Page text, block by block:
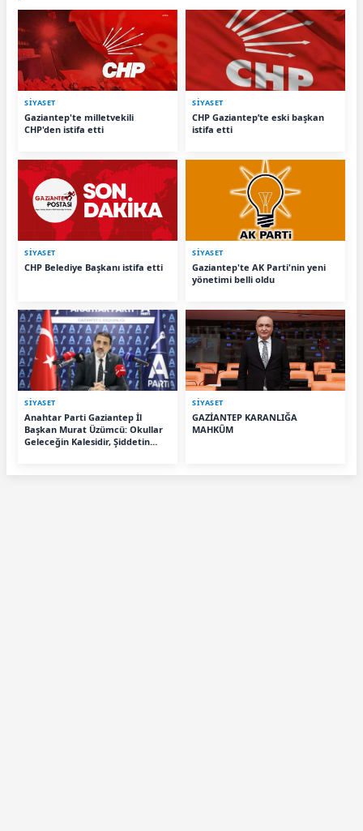
SİYASET
Gaziantep'te milletvekili
CHP'den istifa etti
SİYASET
CHP Gaziantep’te eski başkan
istifa etti
SİYASET
CHP Belediye Başkanı istifa etti
SİYASET
Gaziantep'te AK Parti'nin yeni
yönetimi belli oldu
SİYASET
Anahtar Parti Gaziantep İl
Başkan Murat Üzümcü: Okullar
Geleceğin Kalesidir, Şiddetin
SİYASET
GAZİANTEP KARANLIĞA
MAHKÛM